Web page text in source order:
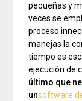
pequeñas y
veces se
proceso
manejas la
tiempo es
ejecución de
último que
unsoftware